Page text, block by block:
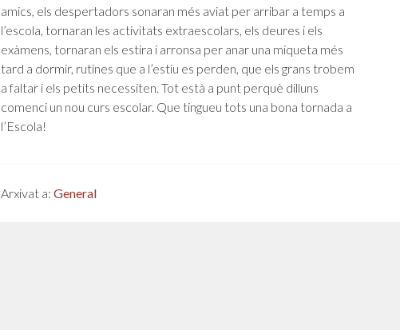
amics, els despertadors sonaran més aviat per arribar a temps a
l’escola, tornaran les activitats extraescolars, els deures i els
exàmens, tornaran els estira i arronsa per anar una miqueta més
tard a dormir, rutines que a l’estiu es perden, que els grans trobem
a faltar i els petits necessiten. Tot està a punt perquè dilluns
comenci un nou curs escolar. Que tingueu tots una bona tornada a
l’Escola!
Arxivat a: General